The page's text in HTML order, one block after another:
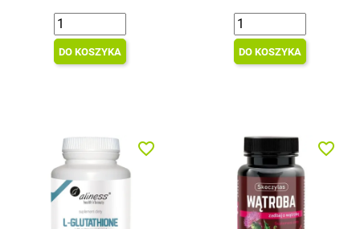
DO KOSZYKA DO KOSZYKA
favorite_border favorite_border